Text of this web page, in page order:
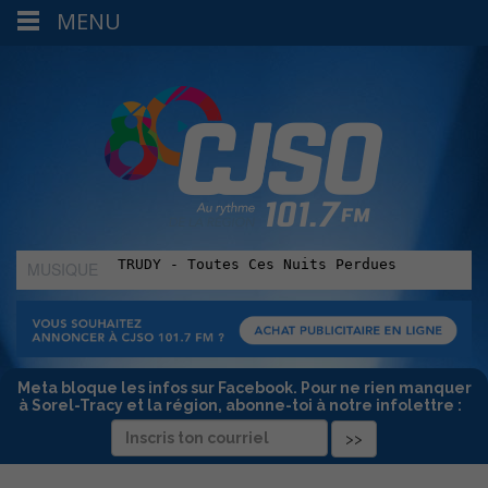
MUSIQUE
:
Meta bloque les infos sur Facebook. Pour ne rien manquer
à Sorel-Tracy et la région, abonne-toi à notre infolettre :
MENU